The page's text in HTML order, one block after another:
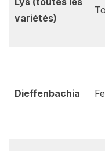
variétés)
Dieffenbachia